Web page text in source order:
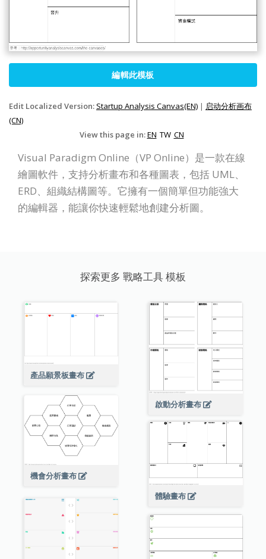
編輯此模板
Edit Localized Version: Startup Analysis Canvas(EN) | 启动分析画布
(CN)
View this page in:EN TW CN
Visual Paradigm Online（VP Online）是一款在線
繪圖軟件，支持分析畫布和各種圖表，包括 UML、
ERD、組織結構圖等。它擁有一個簡單但功能強大
的編輯器，能讓你快速輕鬆地創建分析圖。
探索更多 戰略工具 模板
產品願景板畫布
啟動分析畫布
機會分析畫布
體驗畫布